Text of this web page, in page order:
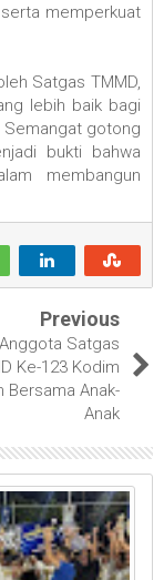
memperkuat
Satgas TMMD,
lebih baik bagi
Semangat gotong
bukti bahwa
membangun
Previous
Satgas
Ke-123 Kodim
Bersama Anak-
Anak